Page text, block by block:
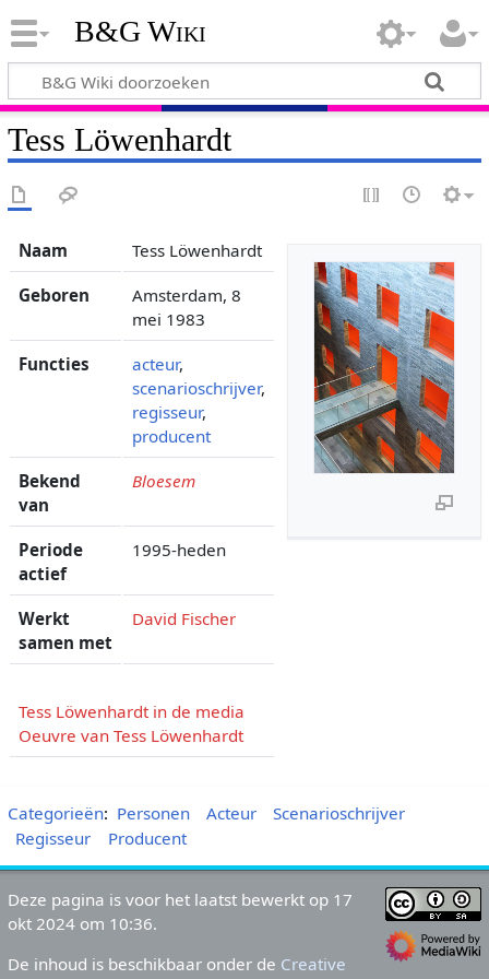
B&G Wiki
Tess Löwenhardt
Naam Tess Löwenhardt
Geboren
Amsterdam, 8
mei 1983
Functies acteur,
scenarioschrijver,
regisseur,
producent
Bekend
van
Bloesem
Periode
actief
1995-heden
Werkt
samen met
David Fischer
Tess Löwenhardt in de media
Oeuvre van Tess Löwenhardt
Categorieën: Personen Acteur
Scenarioschrijver
Regisseur
Producent
Deze pagina is voor het laatst bewerkt op 17
okt 2024 om 10:36.
De inhoud is beschikbaar onder de Creative